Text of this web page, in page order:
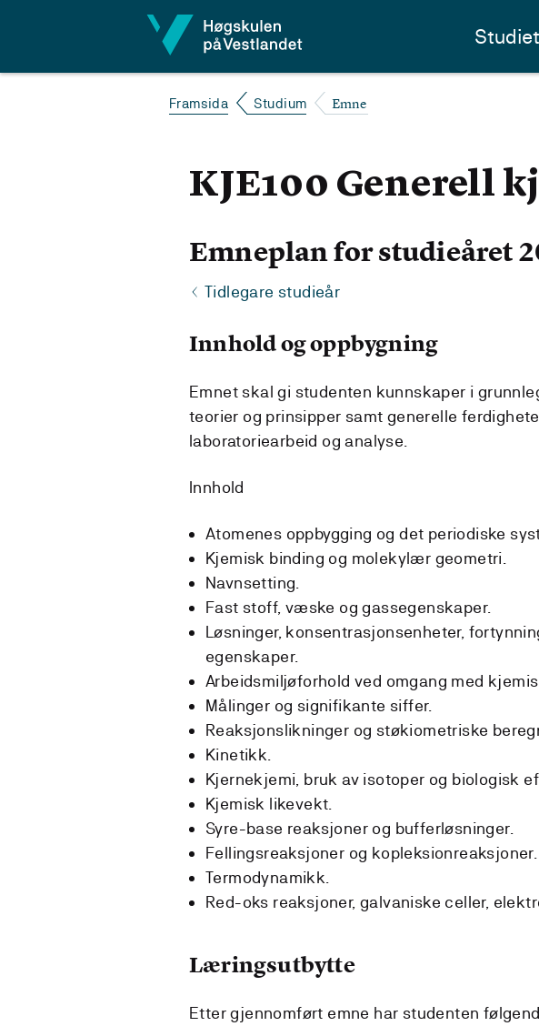
Framsida Studium Emne
KJE100 Generell
Emneplan for studieåret
Tidlegare studieår
Innhold og oppbygning
Emnet skal gi studenten kunnskaper i
teorier og prinsipper samt generelle
laboratoriearbeid og analyse.
Innhold
Atomenes oppbygging og det periodiske
Kjemisk binding og molekylær geometri.
Navnsetting.
Fast stoff, væske og gassegenskaper.
Løsninger, konsentrasjonsenheter,
egenskaper.
Arbeidsmiljøforhold ved omgang med
Målinger og signifikante siffer.
Reaksjonslikninger og støkiometriske
Kinetikk.
Kjernekjemi, bruk av isotoper og biologisk
Kjemisk likevekt.
Syre-base reaksjoner og bufferløsninger.
Fellingsreaksjoner og kopleksionreaksjoner.
Termodynamikk.
Red-oks reaksjoner, galvaniske celler,
Læringsutbytte
Etter gjennomført emne har studenten